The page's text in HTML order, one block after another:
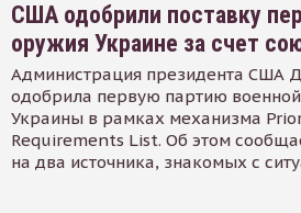
США одобрили поставку
оружия Украине за счет
Администрация президента США
одобрила первую партию
Украины в рамках механизма
Requirements List. Об этом
на два источника, знакомых с